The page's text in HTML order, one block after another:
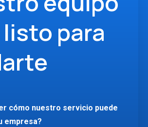
para
cómo nuestro servicio puede
empresa?